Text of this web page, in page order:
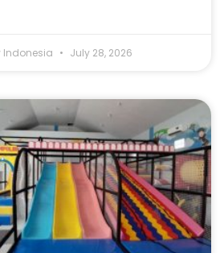
Indonesia July 28, 2026